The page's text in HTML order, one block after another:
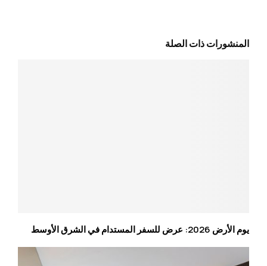
المنشورات ذات الصلة
يوم الأرض 2026: عرض للسفر المستدام في الشرق الأوسط